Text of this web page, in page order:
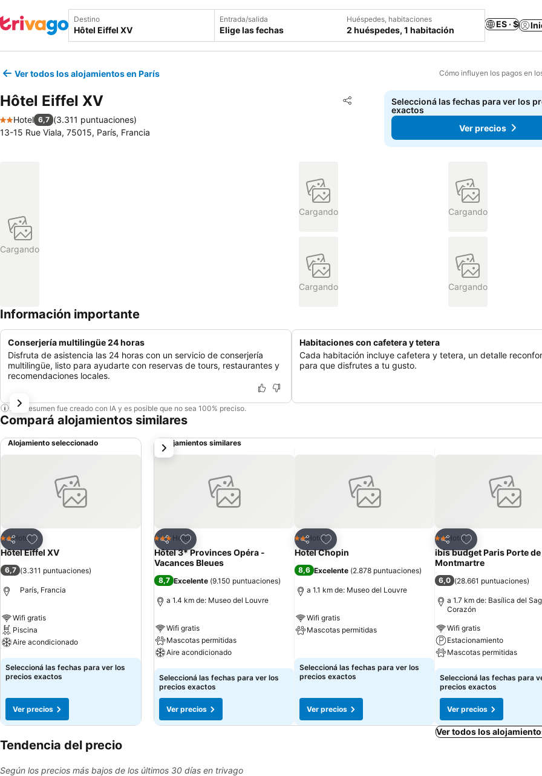
Destino Entrada/salida
Elige las fechas
Huéspedes, habitaciones
2 huéspedes, 1 habitación
ES · $
Ver todos los alojamientos en París Cómo influyen los pagos en
Hôtel Eiffel XV Compartir
Añadir a favoritos
2 Estrellas
Hotel 6,7 (3.311 puntuaciones)
13-15 Rue Viala, 75015, París, Francia
Seleccioná las fechas para ver los
exactos
Ver precios
Cargando
Cargando Cargando
Cargando Cargando
Información importante
Conserjería multilingüe 24 horas
Disfruta de asistencia las 24 horas con un servicio de conserjería
multilingüe, listo para ayudarte con reservas de tours, restaurantes y
recomendaciones locales.
Habitaciones con cafetera y tetera
Cada habitación incluye cafetera y tetera, un detalle
para que disfrutes a tu gusto.
Este resumen fue creado con IA y es posible que no sea 100% preciso.
Compará alojamientos similares
Alojamiento seleccionado
Compartir
Añadir a favoritos
2 Estrellas
Hotel
Hôtel Eiffel XV
6,7 (3.311 puntuaciones)
París, Francia
Wifi gratis
Piscina
Aire acondicionado
Ver precios
Seleccioná las fechas para ver los
precios exactos
Ver precios
Alojamientos similares
Compartir
Añadir a favoritos
3 Estrellas
Hotel
Hôtel 3* Provinces Opéra -
Vacances Bleues
8,7 Excelente (9.150 puntuaciones)
a 1.4 km de: Museo del Louvre
Wifi gratis
Mascotas permitidas
Aire acondicionado
Ver precios
Seleccioná las fechas para ver los
precios exactos
Ver precios
Compartir
Añadir a favoritos
2 Estrellas
Hotel
Hotel Chopin
8,6 Excelente (2.878 puntuaciones)
a 1.1 km de: Museo del Louvre
Wifi gratis
Mascotas permitidas
Seleccioná las fechas para ver los
precios exactos
Ver precios
Compartir
Añadir a favoritos
2 Estrellas
Hotel
ibis budget Paris Porte de
Montmartre
6,0 (28.661 puntuaciones)
a 1.7 km de: Basílica del
Corazón
Wifi gratis
Estacionamiento
Mascotas permitidas
Ver precios
Seleccioná las fechas para
precios exactos
Ver precios
siguiente
Ver todos los
Tendencia del precio
Según los precios más bajos de los últimos 30 días en trivago